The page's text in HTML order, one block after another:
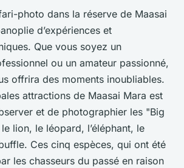
photo dans la réserve de Maasai
d’expériences et
Que vous soyez un
ou un amateur passionné,
offrira des moments inoubliables.
attractions de Maasai Mara est
et de photographier les "Big
le lion, le léopard, l’éléphant, le
Ces cinq espèces, qui ont été
les chasseurs du passé en raison